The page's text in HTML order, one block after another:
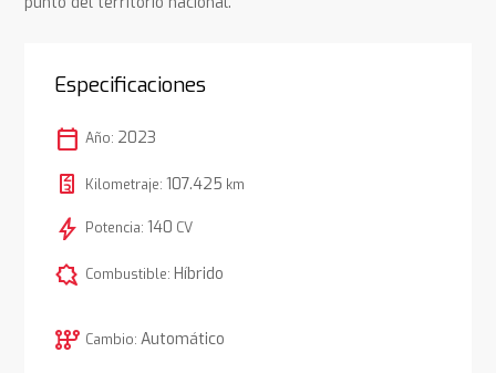
Especificaciones
calendar_today Año: 2023
Kilometraje: 107.425 km
bolt Potencia: 140 CV
comic_bubble Combustible: Híbrido
auto_transmission Cambio: Automático